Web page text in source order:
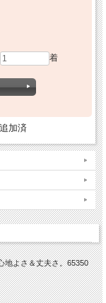
着
加済
地よさ＆丈夫さ。65350